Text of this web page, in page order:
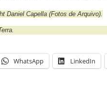
Daniel Capella (Fotos de Arquivo).
WhatsApp LinkedIn